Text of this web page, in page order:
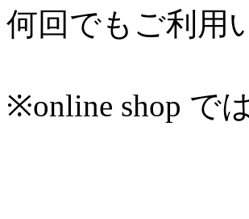
何回でもご利用
※online shop で